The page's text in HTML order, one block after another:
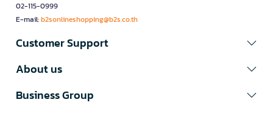
02-115-0999
E-mail:b2sonlineshopping@b2s.co.th
Customer Support
About us
Business Group